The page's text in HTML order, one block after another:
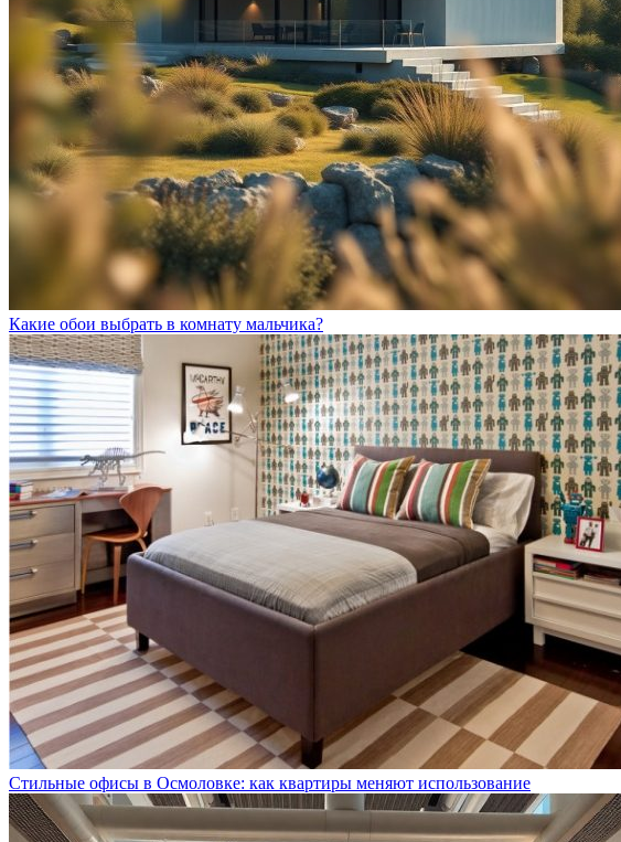
Какие обои выбрать в комнату мальчика?
Стильные офисы в Осмоловке: как квартиры меняют использование